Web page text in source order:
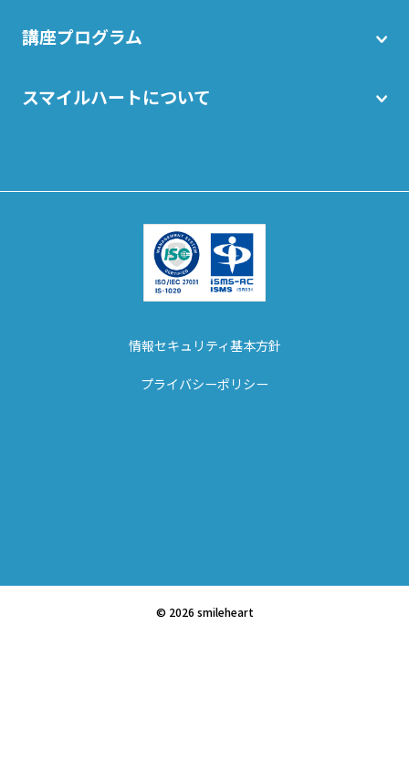
講座プログラム
スマイルハートについて
情報セキュリティ基本方針
プライバシーポリシー
© 2026 smileheart